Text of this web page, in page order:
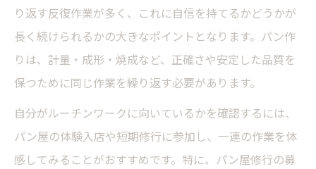
り返す反復作業が多く、これに自信を持てるかどうかが
長く続けられるかの大きなポイントとなります。パン作
りは、計量・成形・焼成など、正確さや安定した品質を
保つために同じ作業を繰り返す必要があります。
自分がルーチンワークに向いているかを確認するには、
パン屋の体験入店や短期修行に参加し、一連の作業を体
感してみることがおすすめです。特に、パン屋修行の募